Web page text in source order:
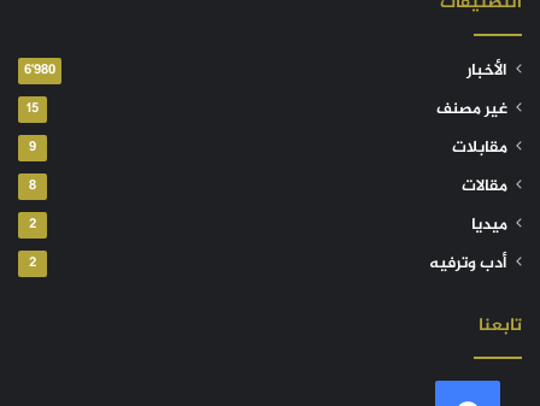
الأخبار 6٬980
غير مصنف 15
مقابلات 9
مقالات 8
ميديا 2
أدب وترفيه 2
تابعنا